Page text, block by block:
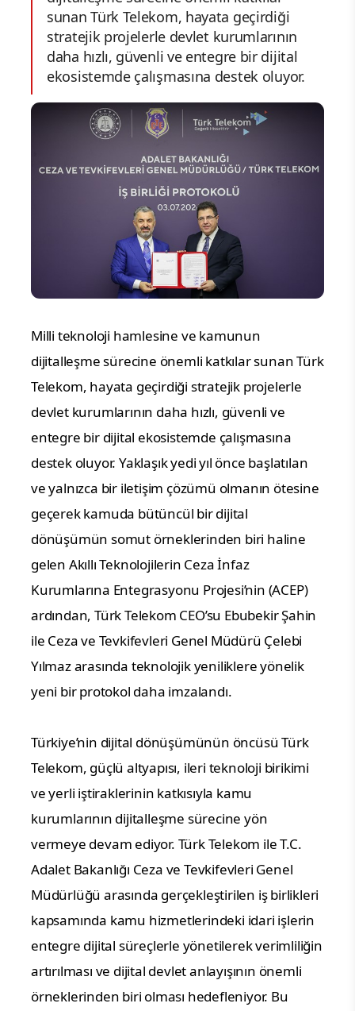
sunan Türk Telekom, hayata geçirdiği
stratejik projelerle devlet kurumlarının
daha hızlı, güvenli ve entegre bir dijital
ekosistemde çalışmasına destek oluyor.
Milli teknoloji hamlesine ve kamunun
dijitalleşme sürecine önemli katkılar sunan Türk
Telekom, hayata geçirdiği stratejik projelerle
devlet kurumlarının daha hızlı, güvenli ve
entegre bir dijital ekosistemde çalışmasına
destek oluyor. Yaklaşık yedi yıl önce başlatılan
ve yalnızca bir iletişim çözümü olmanın ötesine
geçerek kamuda bütüncül bir dijital
dönüşümün somut örneklerinden biri haline
gelen Akıllı Teknolojilerin Ceza İnfaz
Kurumlarına Entegrasyonu Projesi’nin (ACEP)
ardından, Türk Telekom CEO’su Ebubekir Şahin
ile Ceza ve Tevkifevleri Genel Müdürü Çelebi
Yılmaz arasında teknolojik yeniliklere yönelik
yeni bir protokol daha imzalandı.
Türkiye’nin dijital dönüşümünün öncüsü Türk
Telekom, güçlü altyapısı, ileri teknoloji birikimi
ve yerli iştiraklerinin katkısıyla kamu
kurumlarının dijitalleşme sürecine yön
vermeye devam ediyor. Türk Telekom ile T.C.
Adalet Bakanlığı Ceza ve Tevkifevleri Genel
Müdürlüğü arasında gerçekleştirilen iş birlikleri
kapsamında kamu hizmetlerindeki idari işlerin
entegre dijital süreçlerle yönetilerek verimliliğin
artırılması ve dijital devlet anlayışının önemli
örneklerinden biri olması hedefleniyor. Bu